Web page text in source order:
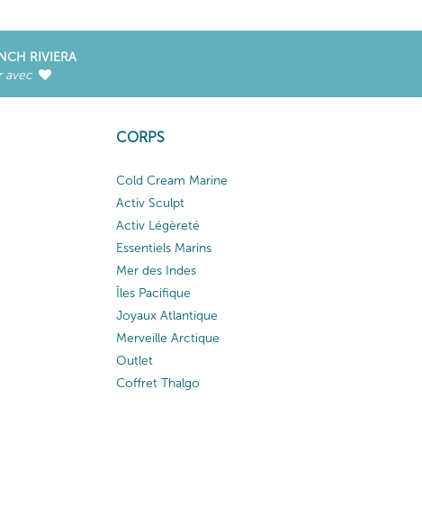
RIVIERA
avec
CORPS
Cold Cream Marine
Activ Sculpt
Activ Légèreté
Essentiels Marins
Mer des Indes
Îles Pacifique
Joyaux Atlantique
Merveille Arctique
Outlet
Coffret Thalgo